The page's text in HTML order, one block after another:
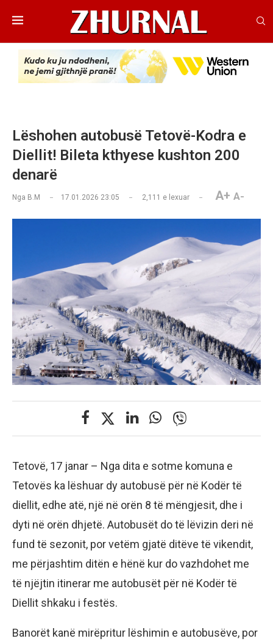
Lëshohen autobusë Tetovë-Kodra e
Diellit! Bileta kthyese kushton 200
denarë
Nga B.M 17.01.2026 23:05 2,111 e lexuar A+ A-
Tetovë, 17 janar – Nga dita e sotme komuna e
Tetovës ka lëshuar dy autobusë për në Kodër të
diellit, edhe atë, një në orën 8 të mëngjesit, dhe i
dyti në orën dhjetë. Autobusët do të lëvizin deri në
fund të sezonit, por vetëm gjatë ditëve të vikendit,
me përjashtim ditën e hënë kur do vazhdohet me
të njëjtin itinerar me autobusët për në Kodër të
Diellit shkaku i festës.
Banorët kanë mirëpritur lëshimin e autobusëve, por